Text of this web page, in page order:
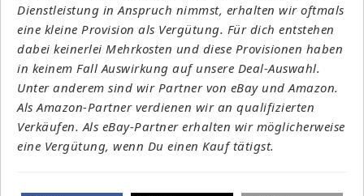
Dienstleistung in Anspruch nimmst, erhalten wir oftmals
eine kleine Provision als Vergütung. Für dich entstehen
dabei keinerlei Mehrkosten und diese Provisionen haben
in keinem Fall Auswirkung auf unsere Deal-Auswahl.
Unter anderem sind wir Partner von eBay und Amazon.
Als Amazon-Partner verdienen wir an qualifizierten
Verkäufen. Als eBay-Partner erhalten wir möglicherweise
eine Vergütung, wenn Du einen Kauf tätigst.